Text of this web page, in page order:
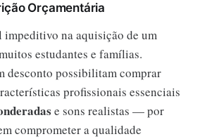
Orçamentária
na aquisição de um
estudantes e famílias.
desconto possibilitam comprar
profissionais essenciais
e sons realistas — por
comprometer a qualidade